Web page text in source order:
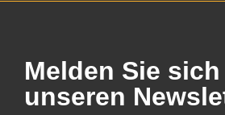
Melden Sie
unseren